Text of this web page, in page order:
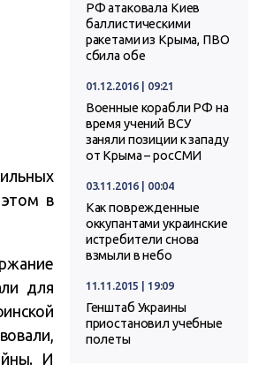
в
для
И
РФ атаковала Киев
баллистическими
ракетами из Крыма, ПВО
сбила обе
01.12.2016 | 09:21
Военные корабли РФ на
время учений ВСУ
заняли позиции к западу
от Крыма – росСМИ
03.11.2016 | 00:04
Как поврежденные
оккупантами украинские
истребители снова
взмыли в небо
11.11.2015 | 19:09
Генштаб Украины
приостановил учебные
полеты